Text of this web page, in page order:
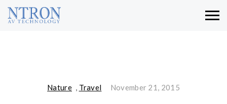
Nature , Travel November 21, 2015